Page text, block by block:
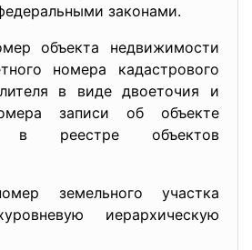
законами.
объекта недвижимости
номера кадастрового
в виде двоеточия и
записи об объекте
в реестре объектов
земельного участка
иерархическую